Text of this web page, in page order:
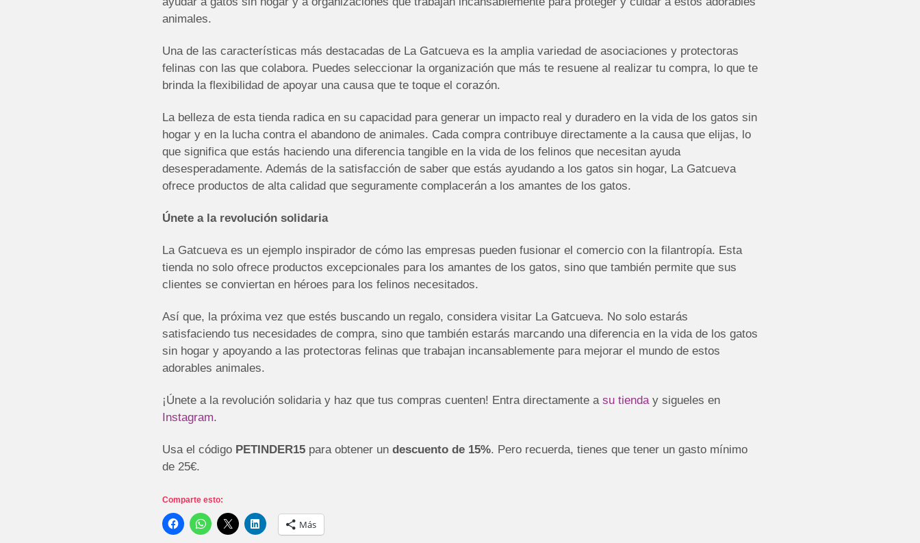
animales.
Una de las características más destacadas de La Gatcueva es la amplia variedad de asociaciones y protectoras
felinas con las que colabora. Puedes seleccionar la organización que más te resuene al realizar tu compra, lo que te
brinda la flexibilidad de apoyar una causa que te toque el corazón.
La belleza de esta tienda radica en su capacidad para generar un impacto real y duradero en la vida de los gatos sin
hogar y en la lucha contra el abandono de animales. Cada compra contribuye directamente a la causa que elijas, lo
que significa que estás haciendo una diferencia tangible en la vida de los felinos que necesitan ayuda
desesperadamente. Además de la satisfacción de saber que estás ayudando a los gatos sin hogar, La Gatcueva
ofrece productos de alta calidad que seguramente complacerán a los amantes de los gatos.
Únete a la revolución solidaria
La Gatcueva es un ejemplo inspirador de cómo las empresas pueden fusionar el comercio con la filantropía. Esta
tienda no solo ofrece productos excepcionales para los amantes de los gatos, sino que también permite que sus
clientes se conviertan en héroes para los felinos necesitados.
Así que, la próxima vez que estés buscando un regalo, considera visitar La Gatcueva. No solo estarás
satisfaciendo tus necesidades de compra, sino que también estarás marcando una diferencia en la vida de los gatos
sin hogar y apoyando a las protectoras felinas que trabajan incansablemente para mejorar el mundo de estos
adorables animales.
¡Únete a la revolución solidaria y haz que tus compras cuenten! Entra directamente a su tienday sigueles en
Instagram.
Usa el código PETINDER15 para obtener un descuento de 15%. Pero recuerda, tienes que tener un gasto mínimo
de 25€.
Comparte esto:
Más